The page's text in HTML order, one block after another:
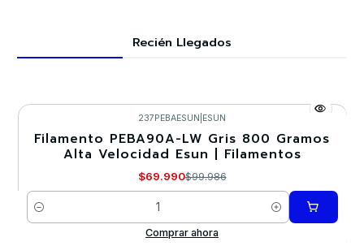
Recién Llegados
-30%
237PEBAESUN ESUN
Filamento PEBA90A-LW Gris 800 Gramos
Alta Velocidad Esun | Filamentos
$69.990$99.986
Cantidad
Comprar ahora